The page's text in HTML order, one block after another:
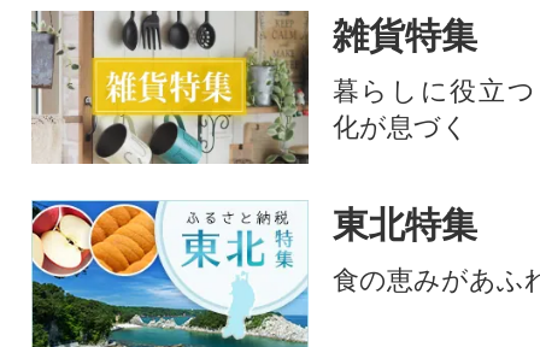
雑貨特集
暮らしに役立
化が息づく
東北特集
食の恵みがあふ